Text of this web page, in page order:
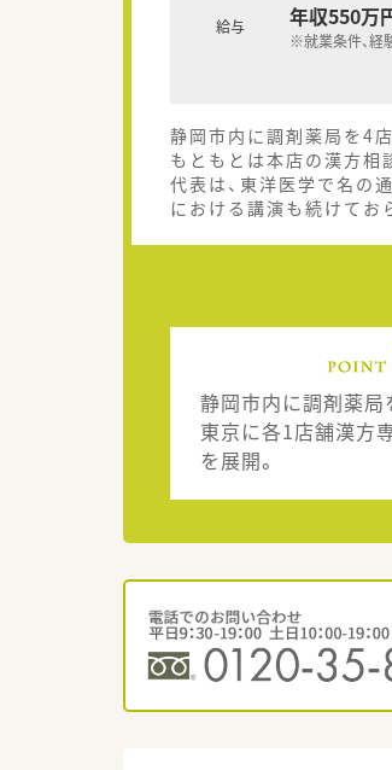
給与 年収550万
※就業条件、経
静岡市内に調剤薬局を4
もともとは本店の漢方相
代表は、東洋医学で名の
における講演も続けてお
静岡市内に調剤薬局
東京に各1店舗漢方
を展開。